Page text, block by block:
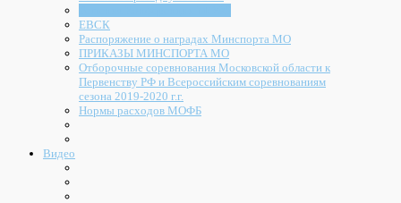
ЕВСК
Распоряжение о наградах Минспорта МО
ПРИКАЗЫ МИНСПОРТА МО
Отборочные соревнования Московской области к
Первенству РФ и Всероссийским соревнованиям
сезона 2019-2020 г.г.
Нормы расходов МОФБ
Видео